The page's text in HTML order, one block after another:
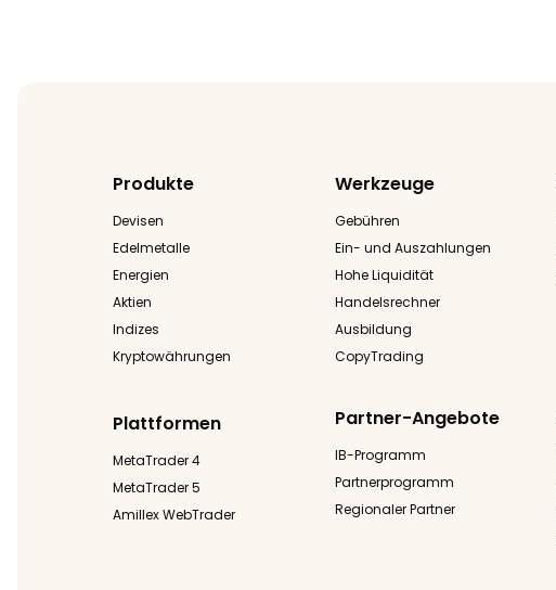
Produkte
Devisen
Edelmetalle
Energien
Aktien
Indizes
Kryptowährungen
Werkzeuge
Gebühren
Ein- und Auszahlungen
Hohe Liquidität
Handelsrechner
Ausbildung
CopyTrading
Plattformen
MetaTrader 4
MetaTrader 5
Amillex WebTrader
Partner-Angebote
IB-Programm
Partnerprogramm
Regionaler Partner